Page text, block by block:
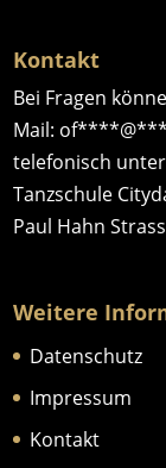
Kontakt
Bei Fragen
Mail: of****@
telefonisch
Tanzschule
Paul Hahn
Weitere
Datenschutz
Impressum
Kontakt